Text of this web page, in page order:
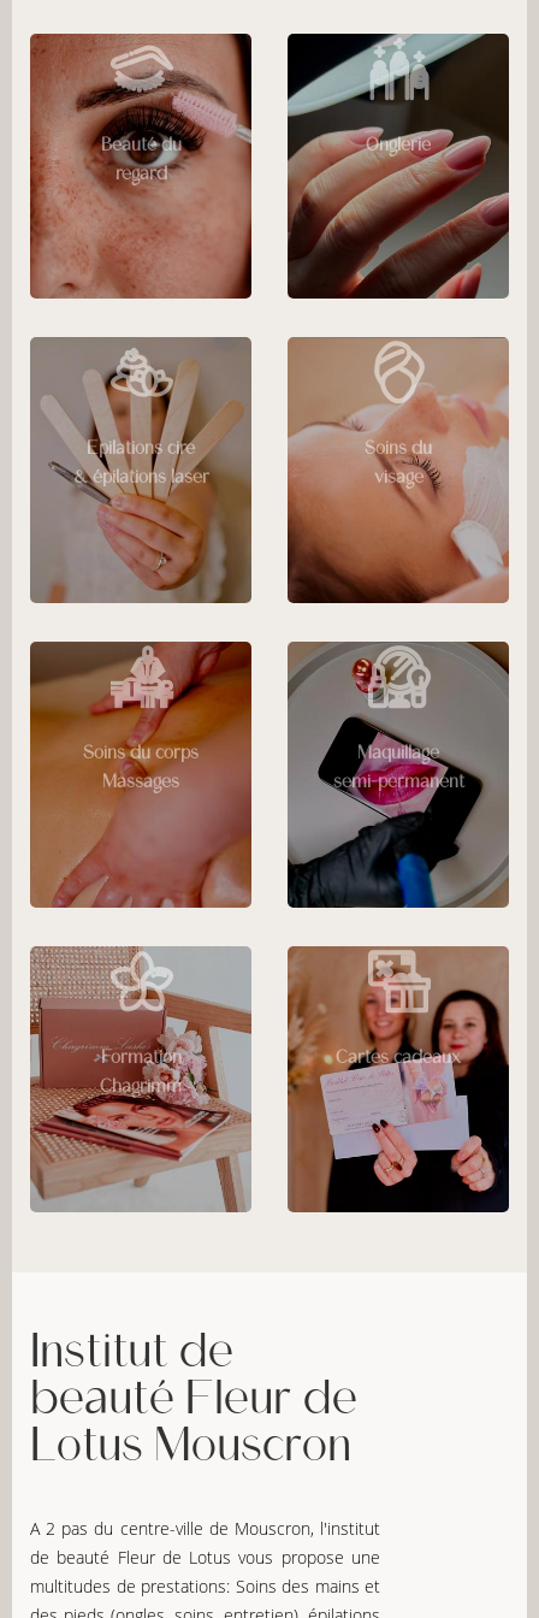
Beauté du
regard
Onglerie
Epilations cire
& épilations laser
Soins du
visage
Soins du corps
Massages
Maquillage
semi-permanent
Formation
Chagrimm
Cartes cadeaux
Institut de
beauté Fleur de
Lotus Mouscron
A 2 pas du centre-ville de Mouscron, l'institut
de beauté Fleur de Lotus vous propose une
multitudes de prestations: Soins des mains et